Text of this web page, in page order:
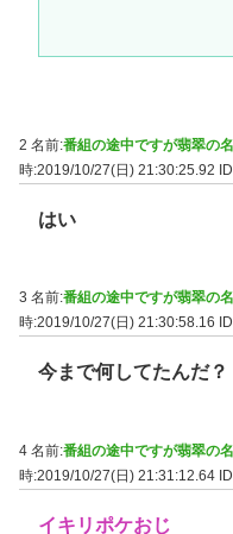
2 名前:番組の途中ですが翡翠の
時:2019/10/27(日) 21:30:25.92
はい
3 名前:番組の途中ですが翡翠の
時:2019/10/27(日) 21:30:58.16
今まで何してたんだ？
4 名前:番組の途中ですが翡翠の
時:2019/10/27(日) 21:31:12.64
イキリポケおじ